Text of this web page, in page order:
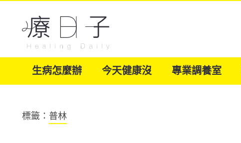
生病怎麼辦 今天健康沒 專業調養室
標籤： 普林